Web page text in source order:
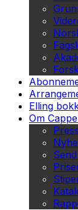
Elling
Om